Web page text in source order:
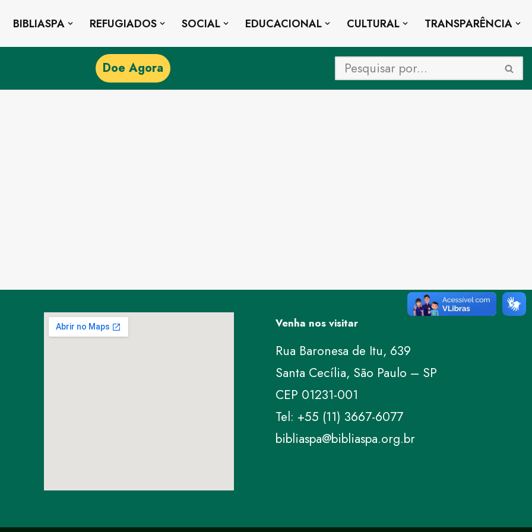
BIBLIASPA REFUGIADOS SOCIAL EDUCACIONAL CULTURAL TRANSPARÊNCIA
Doe Agora
Venha nos visitar
Rua Baronesa de Itu, 639
Santa Cecília, São Paulo – SP
CEP 01231-001
Tel: +55 (11) 3667-6077
bibliaspa@bibliaspa.org.br